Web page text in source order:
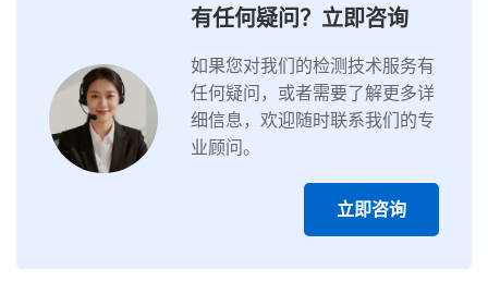
有任何疑问？立即咨询
如果您对我们的检测技术服务有
任何疑问，或者需要了解更多详
细信息，欢迎随时联系我们的专
业顾问。
立即咨询